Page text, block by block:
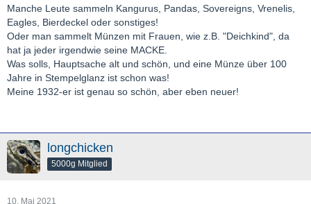
Manche Leute sammeln Kangurus, Pandas, Sovereigns, Vrenelis,
Eagles, Bierdeckel oder sonstiges!
Oder man sammelt Münzen mit Frauen, wie z.B. "Deichkind", da
hat ja jeder irgendwie seine MACKE.
Was solls, Hauptsache alt und schön, und eine Münze über 100
Jahre in Stempelglanz ist schon was!
Meine 1932-er ist genau so schön, aber eben neuer!
longchicken
5000g Mitglied
10. Mai 2021